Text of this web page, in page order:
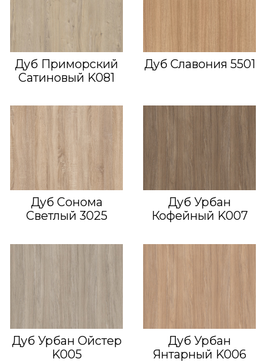
Дуб Приморский
Сатиновый K081
Дуб Славония 5501
Дуб Сонома
Светлый 3025
Дуб Урбан
Кофейный K007
Дуб Урбан Ойстер
K005
Дуб Урбан
Янтарный K006